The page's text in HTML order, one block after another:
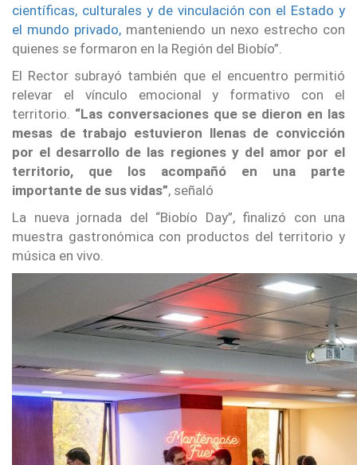
científicas, culturales y de vinculación con el Estado y
el mundo privado, manteniendo un nexo estrecho con
quienes se formaron en la Región del Biobío”.
El Rector subrayó también que el encuentro permitió
relevar el vínculo emocional y formativo con el
territorio. “Las conversaciones que se dieron en las
mesas de trabajo estuvieron llenas de convicción
por el desarrollo de las regiones y del amor por el
territorio, que los acompañó en una parte
importante de sus vidas”, señaló
La nueva jornada del “Biobío Day”, finalizó con una
muestra gastronómica con productos del territorio y
música en vivo.